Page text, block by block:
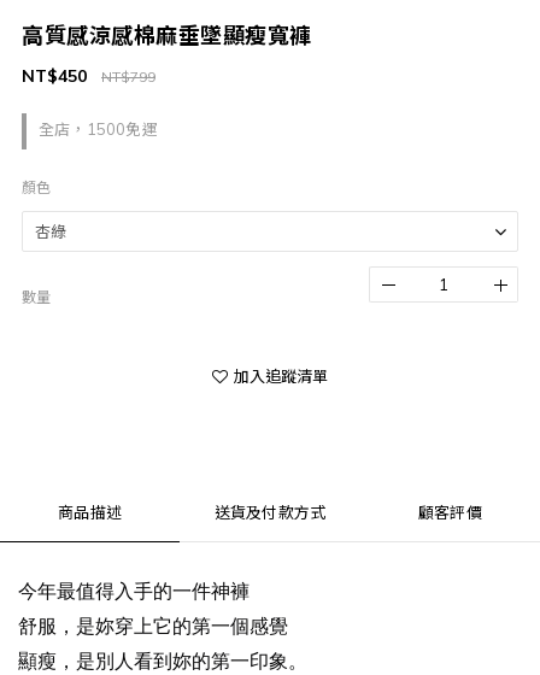
高質感涼感棉麻垂墜顯瘦寬褲
全店，1500免運
NT$799
NT$450
顏色
數量
加入追蹤清單
商品描述 送貨及付款方式 顧客評價
今年最值得入手的一件神褲
舒服，是妳穿上它的第一個感覺
顯瘦，是別人看到妳的第一印象。